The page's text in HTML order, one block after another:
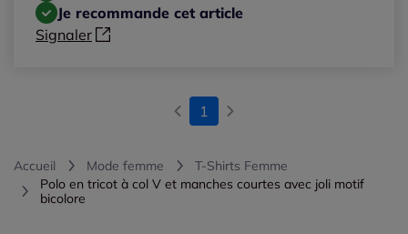
Notes les plus basses
Je recommande cet article
Signaler
1
Accueil Mode femme
T-Shirts Femme
Polo en tricot à col V et manches courtes avec joli motif
bicolore